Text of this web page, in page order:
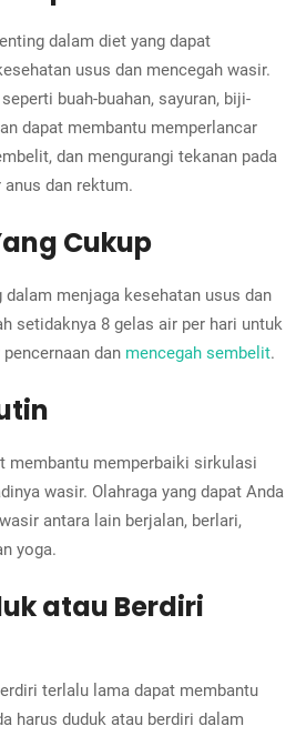
dalam diet yang dapat
usus dan mencegah wasir.
buah-buahan, sayuran, biji-
dapat membantu memperlancar
dan mengurangi tekanan pada
dan rektum.
Cukup
menjaga kesehatan usus dan
setidaknya 8 gelas air per hari untuk
dan mencegah sembelit.
membantu memperbaiki sirkulasi
wasir. Olahraga yang dapat Anda
antara lain berjalan, berlari,
yoga.
atau Berdiri
terlalu lama dapat membantu
harus duduk atau berdiri dalam